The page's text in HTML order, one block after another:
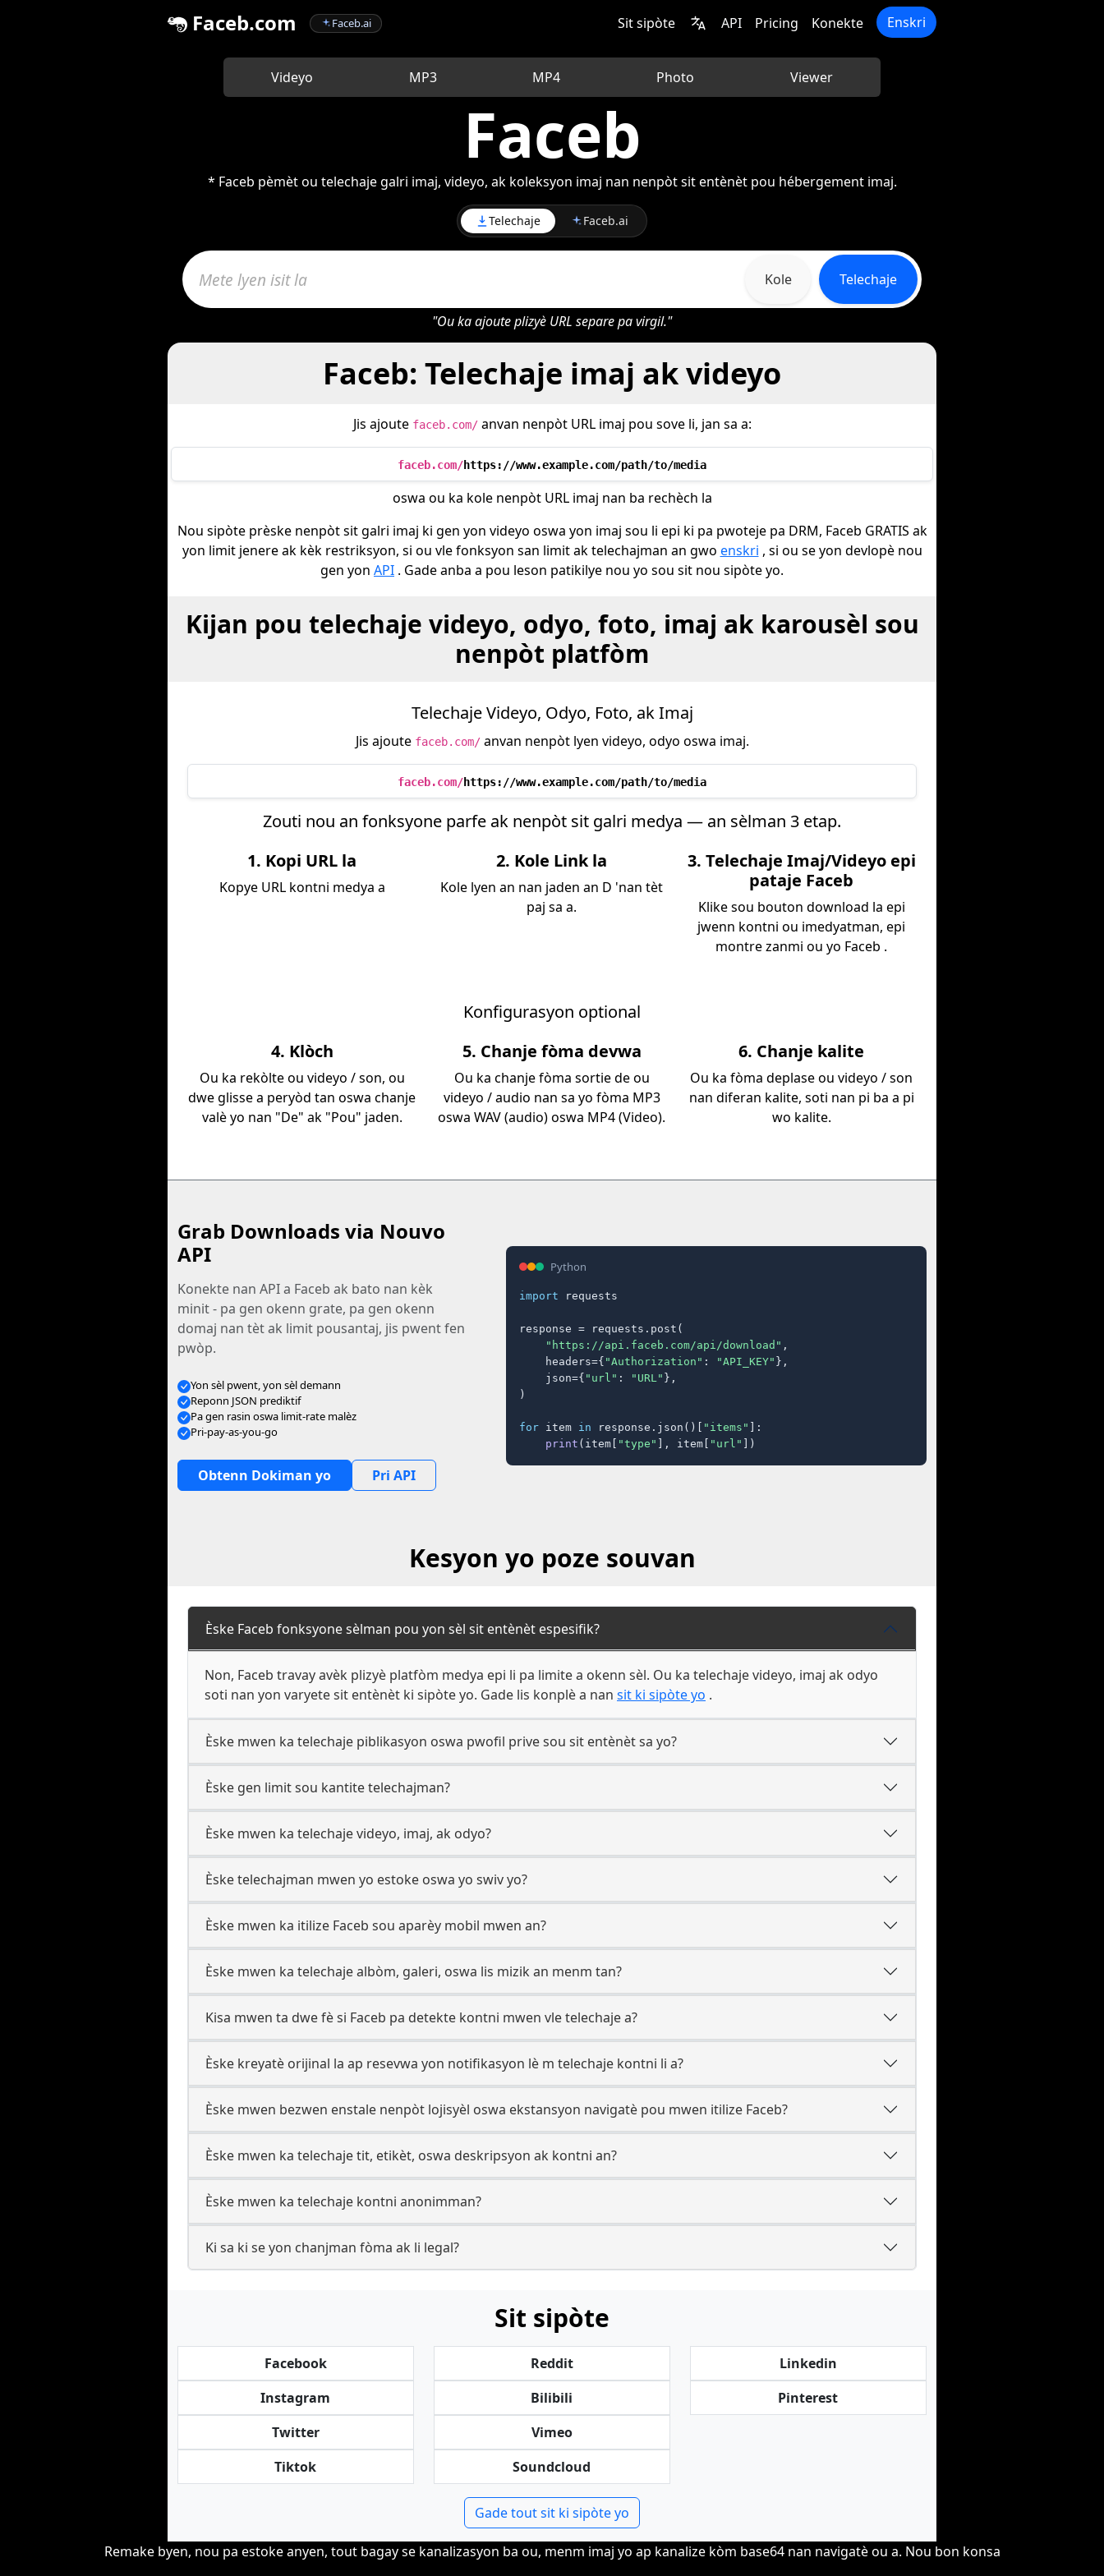
Faceb.com Faceb.ai Sit sipòte API Pricing Konekte Enskri
Videyo MP3 MP4 Photo Viewer
Faceb
* Faceb pèmèt ou telechaje galri imaj, videyo, ak koleksyon imaj nan nenpòt sit entènèt pou hébergement imaj.
Telechaje Faceb.ai
Kole Telechaje
"Ou ka ajoute plizyè URL separe pa virgil."
Faceb: Telechaje imaj ak videyo
Jis ajoute faceb.com/anvan nenpòt URL imaj pou sove li, jan sa a:
faceb.com/https://www.example.com/path/to/media
oswa ou ka kole nenpòt URL imaj nan ba rechèch la
Nou sipòte prèske nenpòt sit galri imaj ki gen yon videyo oswa yon imaj sou li epi ki pa pwoteje pa DRM, Faceb GRATIS ak
yon limit jenere ak kèk restriksyon, si ou vle fonksyon san limit ak telechajman an gwo enskri , si ou se yon devlopè nou
gen yon API . Gade anba a pou leson patikilye nou yo sou sit nou sipòte yo.
Kijan pou telechaje videyo, odyo, foto, imaj ak karousèl sou
nenpòt platfòm
Telechaje Videyo, Odyo, Foto, ak Imaj
Jis ajoute faceb.com/anvan nenpòt lyen videyo, odyo oswa imaj.
faceb.com/https://www.example.com/path/to/media
Zouti nou an fonksyone parfe ak nenpòt sit galri medya — an sèlman 3 etap.
1. Kopi URL la
Kopye URL kontni medya a
2. Kole Link la
Kole lyen an nan jaden an D 'nan tèt
paj sa a.
3. Telechaje Imaj/Videyo epi
pataje Faceb
Klike sou bouton download la epi
jwenn kontni ou imedyatman, epi
montre zanmi ou yo Faceb .
Konfigurasyon optional
4. Klòch
Ou ka rekòlte ou videyo / son, ou
dwe glisse a peryòd tan oswa chanje
valè yo nan "De" ak "Pou" jaden.
5. Chanje fòma devwa
Ou ka chanje fòma sortie de ou
videyo / audio nan sa yo fòma MP3
oswa WAV (audio) oswa MP4 (Video).
6. Chanje kalite
Ou ka fòma deplase ou videyo / son
nan diferan kalite, soti nan pi ba a pi
wo kalite.
Grab Downloads via Nouvo
API
Konekte nan API a Faceb ak bato nan kèk
minit - pa gen okenn grate, pa gen okenn
domaj nan tèt ak limit pousantaj, jis pwent fen
pwòp.
Yon sèl pwent, yon sèl demann
Reponn JSON prediktif
Pa gen rasin oswa limit-rate malèz
Pri-pay-as-you-go
Obtenn Dokiman yo Pri API
Python
import requests
response = requests.post(
"https://api.faceb.com/api/download" ,
    headers={
"Authorization" : "API_KEY" },
    json={
"url" : "URL" },
)
for item in response.json()[ "items" ]:
print (item[ "type" ], item[ "url" ])
Kesyon yo poze souvan
Èske Faceb fonksyone sèlman pou yon sèl sit entènèt espesifik?
Non, Faceb travay avèk plizyè platfòm medya epi li pa limite a okenn sèl. Ou ka telechaje videyo, imaj ak odyo
soti nan yon varyete sit entènèt ki sipòte yo. Gade lis konplè a nan sit ki sipòte yo .
Èske mwen ka telechaje piblikasyon oswa pwofil prive sou sit entènèt sa yo?
Èske gen limit sou kantite telechajman?
Èske mwen ka telechaje videyo, imaj, ak odyo?
Èske telechajman mwen yo estoke oswa yo swiv yo?
Èske mwen ka itilize Faceb sou aparèy mobil mwen an?
Èske mwen ka telechaje albòm, galeri, oswa lis mizik an menm tan?
Kisa mwen ta dwe fè si Faceb pa detekte kontni mwen vle telechaje a?
Èske kreyatè orijinal la ap resevwa yon notifikasyon lè m telechaje kontni li a?
Èske mwen bezwen enstale nenpòt lojisyèl oswa ekstansyon navigatè pou mwen itilize Faceb?
Èske mwen ka telechaje tit, etikèt, oswa deskripsyon ak kontni an?
Èske mwen ka telechaje kontni anonimman?
Ki sa ki se yon chanjman fòma ak li legal?
Sit sipòte
Facebook
Instagram
Twitter
Tiktok
Reddit
Bilibili
Vimeo
Soundcloud
Linkedin
Pinterest
Gade tout sit ki sipòte yo
Remake byen, nou pa estoke anyen, tout bagay se kanalizasyon ba ou, menm imaj yo ap kanalize kòm base64 nan navigatè ou a. Nou bon konsa